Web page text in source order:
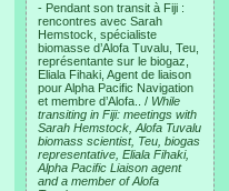
- Pendant son transit à Fiji :
rencontres avec Sarah
Hemstock, spécialiste
biomasse d’Alofa Tuvalu, Teu,
représentante sur le biogaz,
Eliala Fihaki, Agent de liaison
pour Alpha Pacific Navigation
et membre d’Alofa.. / While
transiting in Fiji: meetings with
Sarah Hemstock, Alofa Tuvalu
biomass scientist, Teu, biogas
representative, Eliala Fihaki,
Alpha Pacific Liaison agent
and a member of Alofa